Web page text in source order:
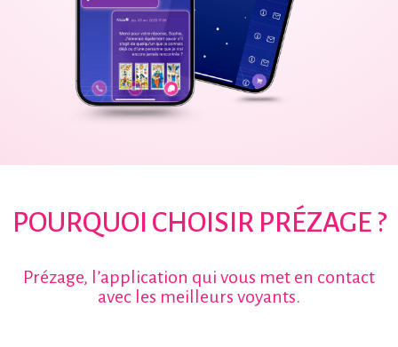
POURQUOI CHOISIR PRÉZAGE ?
Prézage, l’application qui vous met en contact
avec les meilleurs voyants.